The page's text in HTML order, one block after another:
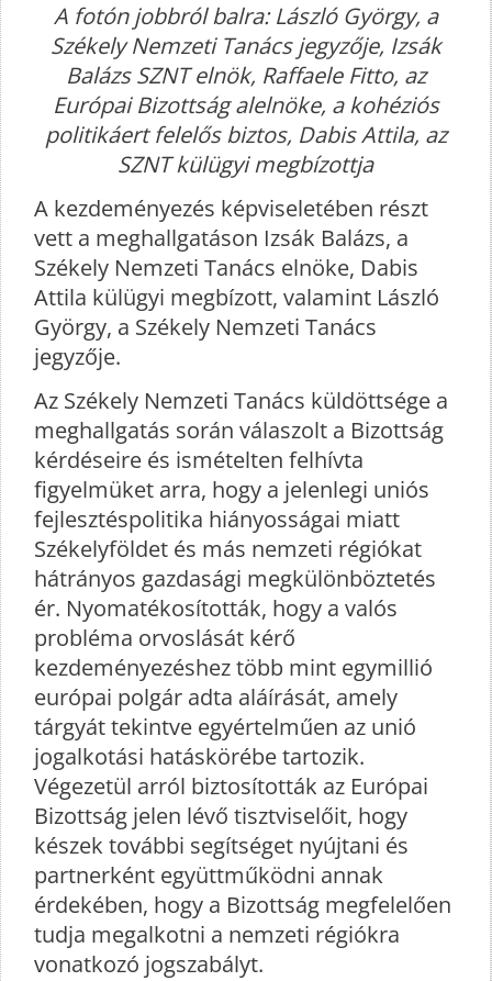
A fotón jobbról balra: László György, a
Székely Nemzeti Tanács jegyzője, Izsák
Balázs SZNT elnök, Raffaele Fitto, az
Európai Bizottság alelnöke, a kohéziós
politikáert felelős biztos, Dabis Attila, az
SZNT külügyi megbízottja
A kezdeményezés képviseletében részt
vett a meghallgatáson Izsák Balázs, a
Székely Nemzeti Tanács elnöke, Dabis
Attila külügyi megbízott, valamint László
György, a Székely Nemzeti Tanács
jegyzője.
Az Székely Nemzeti Tanács küldöttsége a
meghallgatás során válaszolt a Bizottság
kérdéseire és ismételten felhívta
figyelmüket arra, hogy a jelenlegi uniós
fejlesztéspolitika hiányosságai miatt
Székelyföldet és más nemzeti régiókat
hátrányos gazdasági megkülönböztetés
ér. Nyomatékosították, hogy a valós
probléma orvoslását kérő
kezdeményezéshez több mint egymillió
európai polgár adta aláírását, amely
tárgyát tekintve egyértelműen az unió
jogalkotási hatáskörébe tartozik.
Végezetül arról biztosították az Európai
Bizottság jelen lévő tisztviselőit, hogy
készek további segítséget nyújtani és
partnerként együttműködni annak
érdekében, hogy a Bizottság megfelelően
tudja megalkotni a nemzeti régiókra
vonatkozó jogszabályt.